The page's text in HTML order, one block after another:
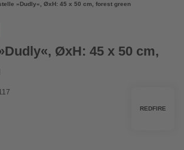
»Dudly«, ØxH: 45 x 50 cm, forest green
ØxH: 45 x 50 cm,
REDFIRE